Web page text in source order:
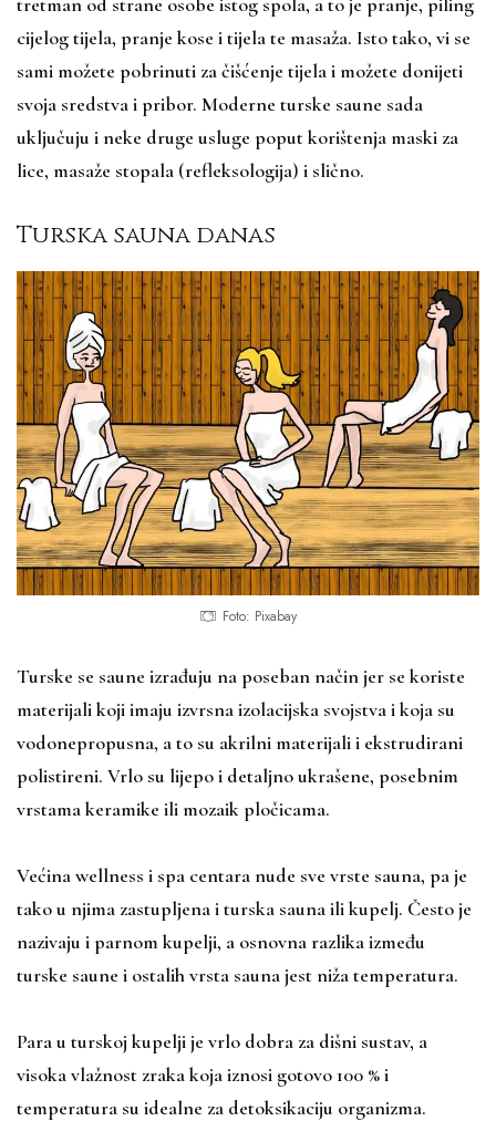
cijelog tijela, pranje kose i tijela te masaža. Isto tako, vi se
sami možete pobrinuti za čišćenje tijela i možete donijeti
svoja sredstva i pribor. Moderne turske saune sada
uključuju i neke druge usluge poput korištenja maski za
lice, masaže stopala (refleksologija) i slično.
Turska sauna danas
Foto: Pixabay
Turske se saune izrađuju na poseban način jer se koriste
materijali koji imaju izvrsna izolacijska svojstva i koja su
vodonepropusna, a to su akrilni materijali i ekstrudirani
polistireni. Vrlo su lijepo i detaljno ukrašene, posebnim
vrstama keramike ili mozaik pločicama.
Većina wellness i spa centara nude sve vrste sauna, pa je
tako u njima zastupljena i turska sauna ili kupelj. Često je
nazivaju i parnom kupelji, a osnovna razlika između
turske saune i ostalih vrsta sauna jest niža temperatura.
Para u turskoj kupelji je vrlo dobra za dišni sustav, a
visoka vlažnost zraka koja iznosi gotovo 100 % i
temperatura su idealne za detoksikaciju organizma.